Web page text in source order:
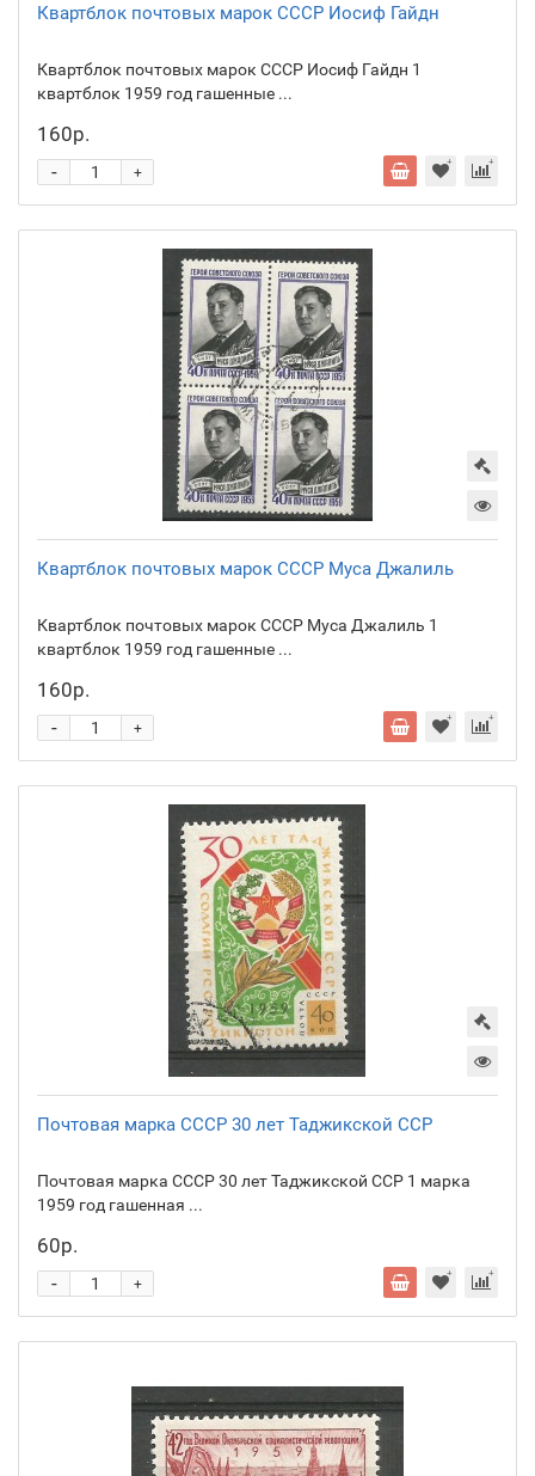
Квартблок почтовых марок СССР Иосиф Гайдн
Квартблок почтовых марок СССР Иосиф Гайдн 1
квартблок 1959 год гашенные ...
160р.
+
-
Квартблок почтовых марок СССР Муса Джалиль
Квартблок почтовых марок СССР Муса Джалиль 1
квартблок 1959 год гашенные ...
160р.
+
-
Почтовая марка СССР 30 лет Таджикской ССР
Почтовая марка СССР 30 лет Таджикской ССР 1 марка
1959 год гашенная ...
60р.
+
-